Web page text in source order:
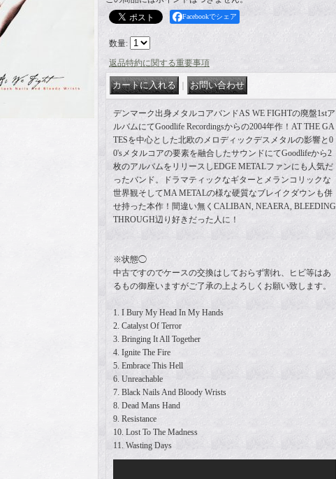
Facebookでシェア
数量:
返品特約に関する重要事項
デンマーク出身メタルコアバンドAS WE FIGHTの廃盤1stア
ルバムにてGoodlife Recordingsからの2004年作！AT THE GA
TESを中心とした北欧のメロディックデスメタルの影響と0
0'sメタルコアの要素を融合したサウンドにてGoodlifeから2
枚のアルバムをリリースしEDGE METALファンにも人気だ
ったバンド。ドラマティックなギターとメランコリックな
世界観そしてMA METALの様な硬質なブレイクダウンも併
せ持った本作！間違い無くCALIBAN, NEAERA, BLEEDING
THROUGH辺り好きだった人に！
※状態◯
中古ですのでケースの交換はしておらず割れ、ヒビ等はあ
るもの御座いますがご了承の上よろしくお願い致します。
1. I Bury My Head In My Hands
2. Catalyst Of Terror
3. Bringing It All Together
4. Ignite The Fire
5. Embrace This Hell
6. Unreachable
7. Black Nails And Bloody Wrists
8. Dead Mans Hand
9. Resistance
10. Lost To The Madness
11. Wasting Days